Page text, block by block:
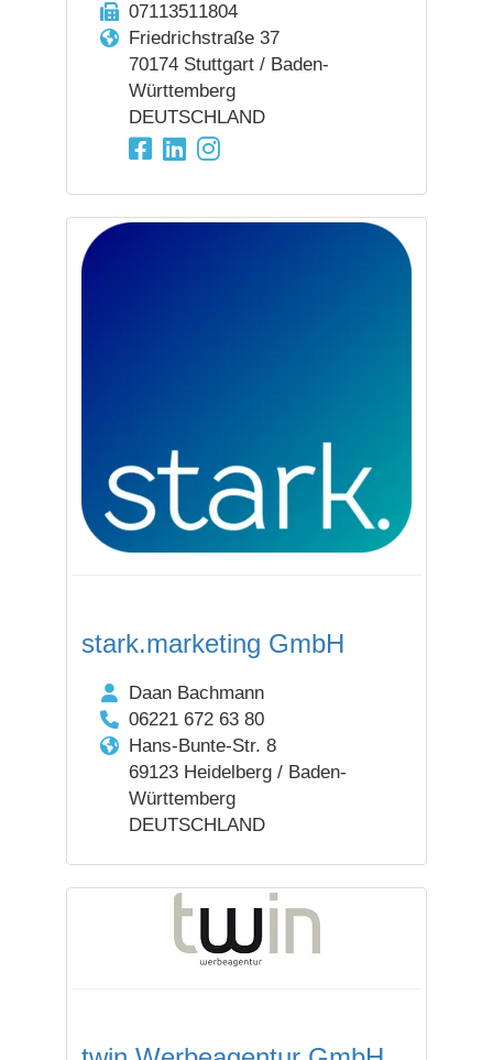
07113511804
Friedrichstraße 37
70174 Stuttgart / Baden-
Württemberg
DEUTSCHLAND
stark.marketing GmbH
Daan Bachmann
06221 672 63 80
Hans-Bunte-Str. 8
69123 Heidelberg / Baden-
Württemberg
DEUTSCHLAND